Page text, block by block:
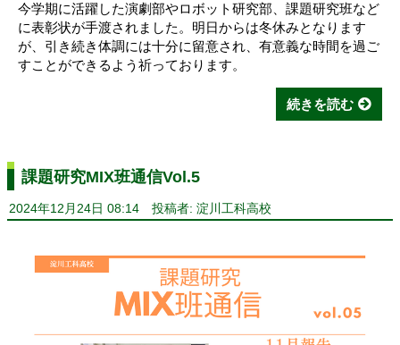
今学期に活躍した演劇部やロボット研究部、課題研究班など
に表彰状が手渡されました。明日からは冬休みとなります
が、引き続き体調には十分に留意され、有意義な時間を過ご
すことができるよう祈っております。
続きを読む
課題研究MIX班通信Vol.5
2024年12月24日 08:14 投稿者: 淀川工科高校